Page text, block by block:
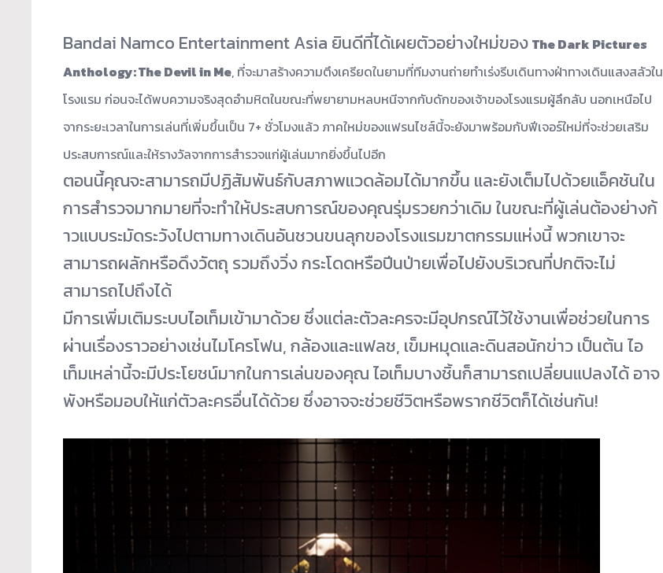
Bandai Namco Entertainment Asia ยินดีที่ได้เผยตัวอย่างใหม่ของ The Dark Pictures
Anthology: The Devil in Me, ที่จะมาสร้างความตึงเครียดในยามที่ทีมงานถ่ายทำเร่งรีบเดินทางฝ่าทางเดินแสงสลัวใน
โรงแรม ก่อนจะได้พบความจริงสุดอำมหิตในขณะที่พยายามหลบหนีจากกับดักของเจ้าของโรงแรมผู้ลึกลับ นอกเหนือไป
จากระยะเวลาในการเล่นที่เพิ่มขึ้นเป็น 7+ ชั่วโมงแล้ว ภาคใหม่ของแฟรนไชส์นี้จะยังมาพร้อมกับฟีเจอร์ใหม่ที่จะช่วยเสริม
ประสบการณ์และให้รางวัลจากการสำรวจแก่ผู้เล่นมากยิ่งขึ้นไปอีก
ตอนนี้คุณจะสามารถมีปฏิสัมพันธ์กับสภาพแวดล้อมได้มากขึ้น และยังเต็มไปด้วยแอ็คชันใน
การสำรวจมากมายที่จะทำให้ประสบการณ์ของคุณรุ่มรวยกว่าเดิม ในขณะที่ผู้เล่นต้องย่างก้
าวแบบระมัดระวังไปตามทางเดินอันชวนขนลุกของโรงแรมฆาตกรรมแห่งนี้ พวกเขาจะ
สามารถผลักหรือดึงวัตถุ รวมถึงวิ่ง กระโดดหรือปีนป่ายเพื่อไปยังบริเวณที่ปกติจะไม่
สามารถไปถึงได้
มีการเพิ่มเติมระบบไอเท็มเข้ามาด้วย ซึ่งแต่ละตัวละครจะมีอุปกรณ์ไว้ใช้งานเพื่อช่วยในการ
ผ่านเรื่องราวอย่างเช่นไมโครโฟน, กล้องและแฟลช, เข็มหมุดและดินสอนักข่าว เป็นต้น ไอ
เท็มเหล่านี้จะมีประโยชน์มากในการเล่นของคุณ ไอเท็มบางชิ้นก็สามารถเปลี่ยนแปลงได้ อาจ
พังหรือมอบให้แก่ตัวละครอื่นได้ด้วย ซึ่งอาจจะช่วยชีวิตหรือพรากชีวิตก็ได้เช่นกัน!